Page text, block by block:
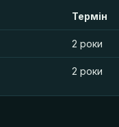
Термін
2 роки
2 роки